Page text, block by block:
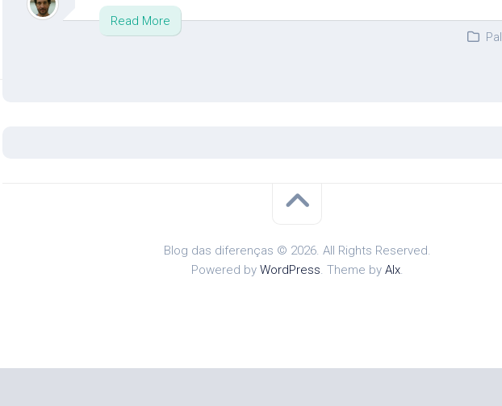
Read More
Blog das diferenças © 2026. All Rights Reserved.
Powered by WordPress. Theme by Alx.